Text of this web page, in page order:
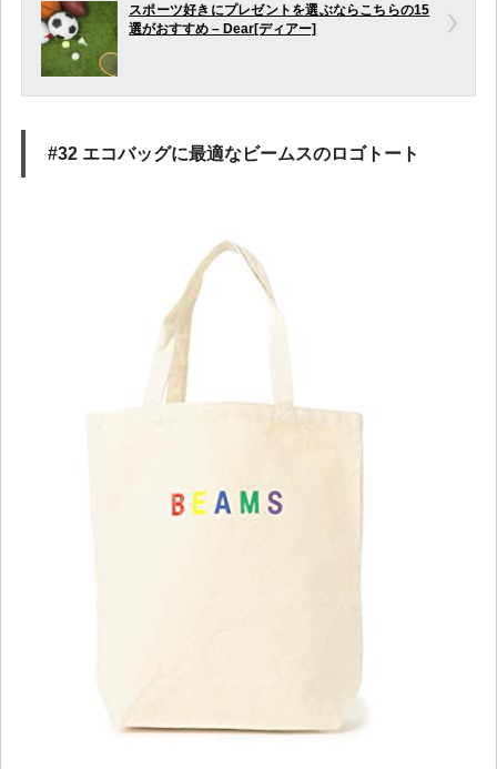
スポーツ好きにプレゼントを選ぶならこちらの15
選がおすすめ – Dear[ディアー]
#32 エコバッグに最適なビームスのロゴトート